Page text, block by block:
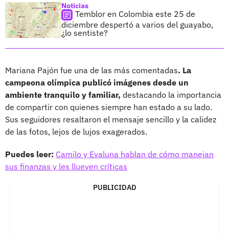
Noticias
Temblor en Colombia este 25 de
diciembre despertó a varios del guayabo,
¿lo sentiste?
Mariana Pajón fue una de las más comentadas. La
campeona olímpica publicó imágenes desde un
ambiente tranquilo y familiar, destacando la importancia
de compartir con quienes siempre han estado a su lado.
Sus seguidores resaltaron el mensaje sencillo y la calidez
de las fotos, lejos de lujos exagerados.
Puedes leer: Camilo y Evaluna hablan de cómo manejan
sus finanzas y les llueven críticas
PUBLICIDAD